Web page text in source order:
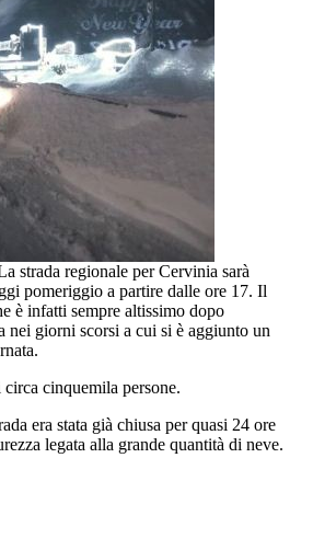
regionale per Cervinia sarà
pomeriggio a partire dalle ore 17. Il
è infatti sempre altissimo dopo
nei giorni scorsi a cui si è aggiunto un
cinquemila persone.
era stata già chiusa per quasi 24 ore
legata alla grande quantità di neve.